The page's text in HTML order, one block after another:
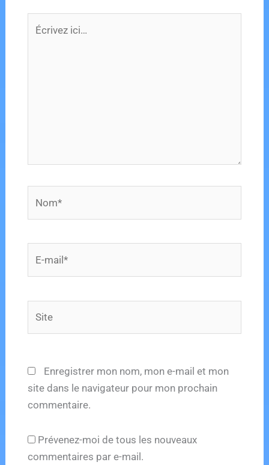
Enregistrer mon nom, mon e-mail et mon
site dans le navigateur pour mon prochain
commentaire.
Prévenez-moi de tous les nouveaux
commentaires par e-mail.